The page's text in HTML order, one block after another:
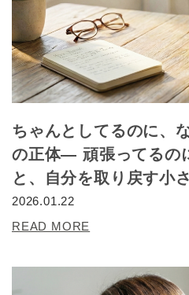
ちゃんとしてるのに、
の正体― 頑張ってるの
と、自分を取り戻す小
2026.01.22
READ MORE